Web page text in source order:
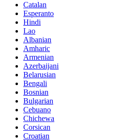
Catalan
Esperanto
Hindi
Lao
Albanian
Amharic
Armenian
Azerbaijani
Belarusian
Bengali
Bosnian
Bulgarian
Cebuano
Chichewa
Corsican
Croatian